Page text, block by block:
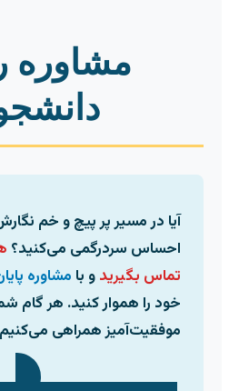
مشاوره
آیا در مسیر پر پیچ و خم نگارش
احساس سردرگمی می‌کنید؟همین
تماس بگیریدو بامشاوره پایان
خود را هموار کنید. هر گام شما را
موفقیت‌آمیز همراهی می‌کنیم.